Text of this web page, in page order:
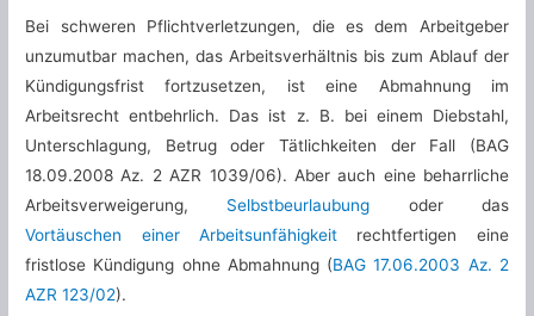
Bei schweren Pflichtverletzungen, die es dem Arbeitgeber
unzumutbar machen, das Arbeitsverhältnis bis zum Ablauf der
Kündigungsfrist fortzusetzen, ist eine Abmahnung im
Arbeitsrecht entbehrlich. Das ist z. B. bei einem Diebstahl,
Unterschlagung, Betrug oder Tätlichkeiten der Fall (BAG
18.09.2008 Az. 2 AZR 1039/06). Aber auch eine beharrliche
Arbeitsverweigerung, Selbstbeurlaubung oder das
Vortäuschen einer Arbeitsunfähigkeit rechtfertigen eine
fristlose Kündigung ohne Abmahnung (BAG 17.06.2003 Az. 2
AZR 123/02).